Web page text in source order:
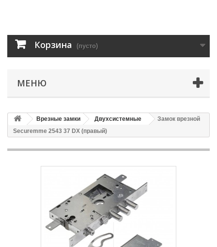
Корзина (пусто)
МЕНЮ
Врезные замки Двухсистемные
Замок врезной
Securemme 2543 37 DX (правый)